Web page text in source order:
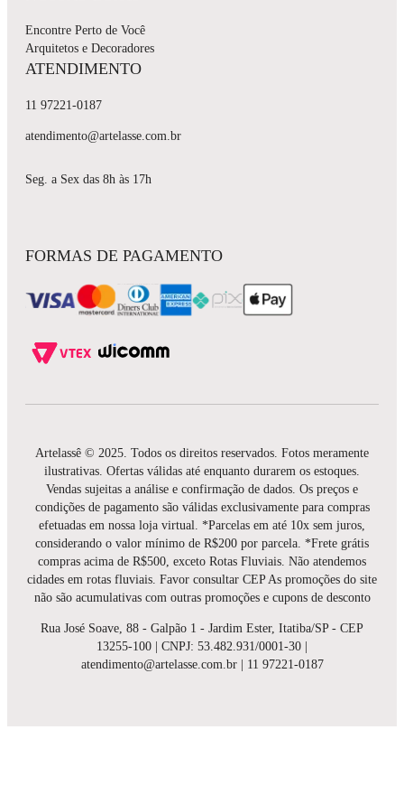
Encontre Perto de Você
Arquitetos e Decoradores
ATENDIMENTO
11 97221-0187
atendimento@artelasse.com.br
Seg. a Sex das 8h às 17h
FORMAS DE PAGAMENTO
Artelassê © 2025. Todos os direitos reservados. Fotos meramente
ilustrativas. Ofertas válidas até enquanto durarem os estoques.
Vendas sujeitas a análise e confirmação de dados. Os preços e
condições de pagamento são válidas exclusivamente para compras
efetuadas em nossa loja virtual. *Parcelas em até 10x sem juros,
considerando o valor mínimo de R$200 por parcela. *Frete grátis
compras acima de R$500, exceto Rotas Fluviais. Não atendemos
cidades em rotas fluviais. Favor consultar CEP As promoções do site
não são acumulativas com outras promoções e cupons de desconto
Rua José Soave, 88 - Galpão 1 - Jardim Ester, Itatiba/SP - CEP
13255-100 | CNPJ: 53.482.931/0001-30 |
atendimento@artelasse.com.br | 11 97221-0187